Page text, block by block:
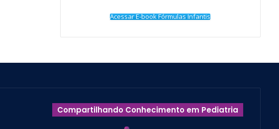
Acessar E-book Fórmulas Infantis
Compartilhando Conhecimento em Pediatria